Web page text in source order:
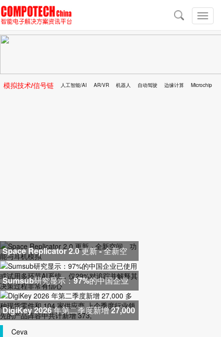
切
换
导
导
航
模拟技术/信号链 人工智能/AI AR/VR 机器人 自动驾驶 边缘计算 Microchip
Space Replicator 2.0 更新 - 全新空
间、功能与耳机模拟
Sumsub研究显示：97%的中国企业
已使用或试用多环节AI系统，仅2
DigiKey 2026 年第二季度新增 27,000
多种现货零件和 104 家供应商
Ceva